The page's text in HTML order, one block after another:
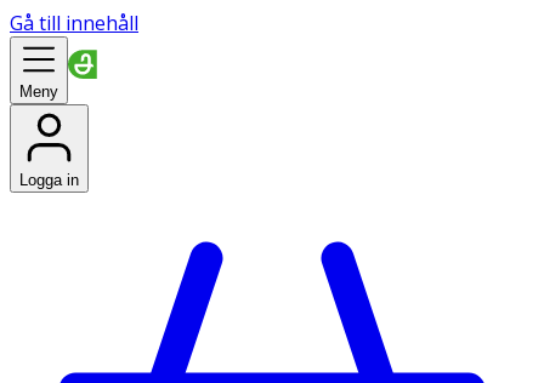
Gå till innehåll
Meny
Logga in